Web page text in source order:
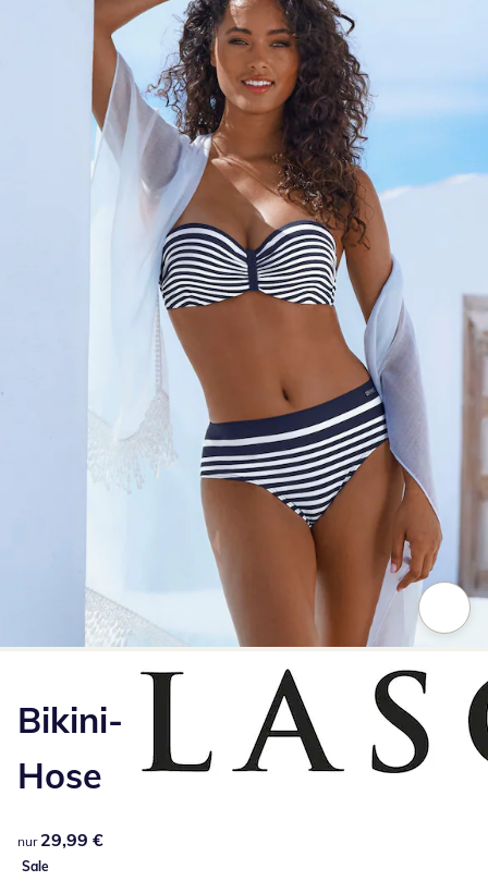
Bikini-
Hose
29,99 €
nur 29,99 €
Sale